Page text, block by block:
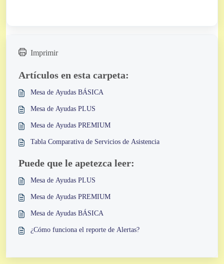
Imprimir
Artículos en esta carpeta:
Mesa de Ayudas BÁSICA
Mesa de Ayudas PLUS
Mesa de Ayudas PREMIUM
Tabla Comparativa de Servicios de Asistencia
Puede que le apetezca leer:
Mesa de Ayudas PLUS
Mesa de Ayudas PREMIUM
Mesa de Ayudas BÁSICA
¿Cómo funciona el reporte de Alertas?